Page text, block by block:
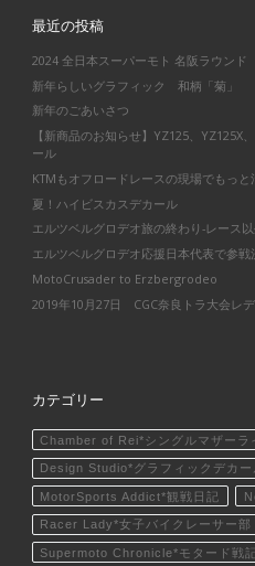
最近の投稿
2024 全日本スーパーモト 名阪ラウンド
新年らしいグラフィック 和柄「菊」
新年のごあいさつ
【新商品のお知らせ】YZ125、YZ125X
ール
KTMもオフロードレースの現場でもっと
夏！ハイビスカスデカール
エルツベルグロデオ旅の終わり-レース
エルツベルグロデオ応援日本代表で参戦
MotoCrusader to Erzbergrodeo
2019年10月27日 CGC奈良トラ大会レ
カテゴリー
Chamber of Rei*シングルマザーラ
Design Studio*グラフィックデカー
MotorSports Addict*観戦日記
Racer Lady*女子バイクレーサー部
Supermoto Chronicle*モタード戦